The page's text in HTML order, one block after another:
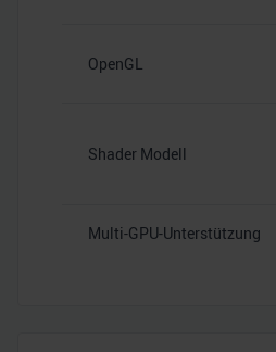
OpenGL
Shader Modell
Multi-GPU-Unterstützung